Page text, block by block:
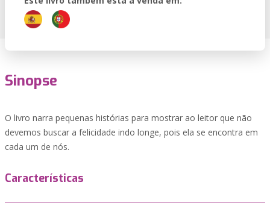
Sinopse
O livro narra pequenas histórias para mostrar ao leitor que não
devemos buscar a felicidade indo longe, pois ela se encontra em
cada um de nós.
Características